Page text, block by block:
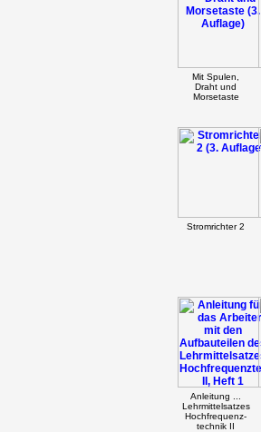
Mit Spulen,
Draht und
Morsetaste
Stromrichter 2
Anleitung ...
Lehrmittelsatzes
Hochfrequenz-
technik II